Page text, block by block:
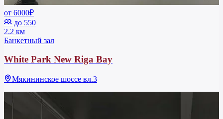
от 6000₽
до 550
2.2 км
Банкетный зал
White Park New Riga Bay
Мякининское шоссе вл.3